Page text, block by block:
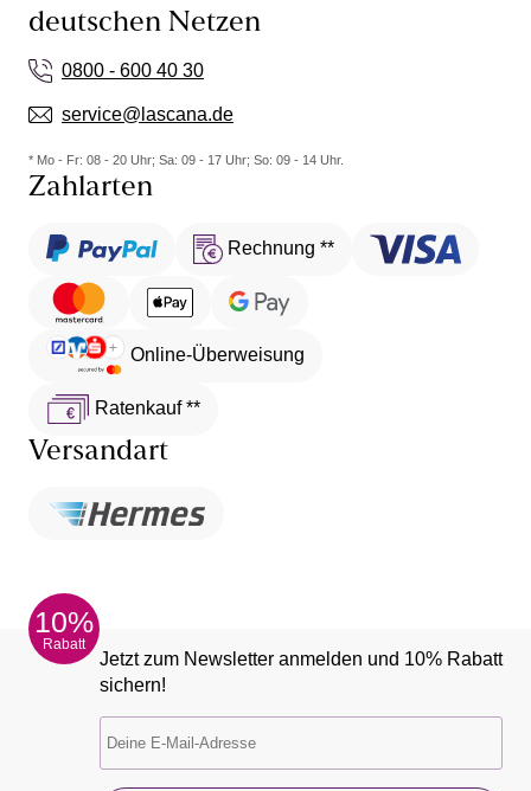
deutschen Netzen
0800 - 600 40 30
service@lascana.de
* Mo - Fr: 08 - 20 Uhr; Sa: 09 - 17 Uhr; So: 09 - 14 Uhr.
Zahlarten
Rechnung **
Online-Überweisung
Ratenkauf **
Versandart
10%
Rabatt
Jetzt zum Newsletter anmelden und 10% Rabatt
sichern!